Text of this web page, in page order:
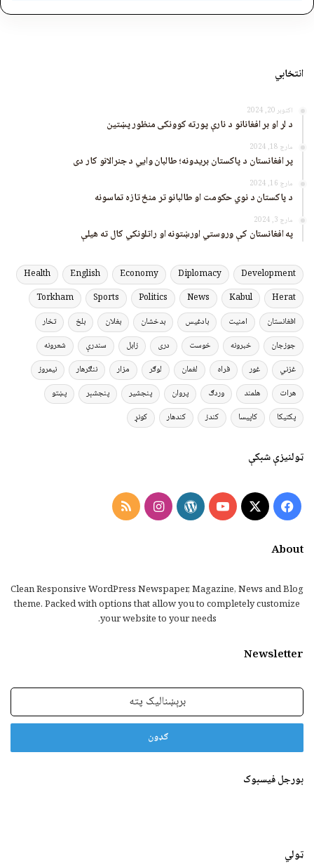
انتخابي
اکتوبر 20, 2024
د لر او بر افغانانو د نارې پورته کوونکی منظور پښتین
مارچ 18, 2024
پر افغانستان د پاکستان بریدونه؛ طالبان وايي د جنرالانو کار دی
مارچ 16, 2024
د پاکستان د نوي حکومت او طالبانو تر منځ تازه تماسونه
مارچ 3, 2024
په افغانستان کې وروستي اورښتونه او راتلونکي کال ته هیلې
Development
Diplomacy
Economy
English
Health
Herat
Kabul
News
Politics
Sports
Torkham
افغانستان
امنیت بادغیس بدخشان بغلان بلخ
تخار
جوزجان
خبرونه خوست دری زابل سندرې
شعرونه
غزني
غور فراه لغمان لوګر مزار ننګرهار
نیمروز
هرات
هلمند وردګ پروان پنجشیر پنجشېر
پښتو
پکتیکا
کاپیسا کندز کندهار کونړ
ټولنیزې شبکې
Facebook
X
YouTube
WordPress
Instagram
RSS
About
Clean Responsive WordPress Newspaper, Magazine, News and Blog
theme. Packed with options that allow you to completely customize
your website to your needs.
Newsletter
برېښنالیک
بورجل فیسبوک
ټولي